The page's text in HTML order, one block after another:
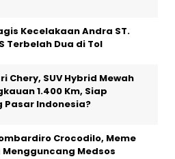
Kecelakaan Andra ST.
Terbelah Dua di Tol
Chery, SUV Hybrid Mewah
1.400 Km, Siap
Pasar Indonesia?
Crocodilo, Meme
Medsos